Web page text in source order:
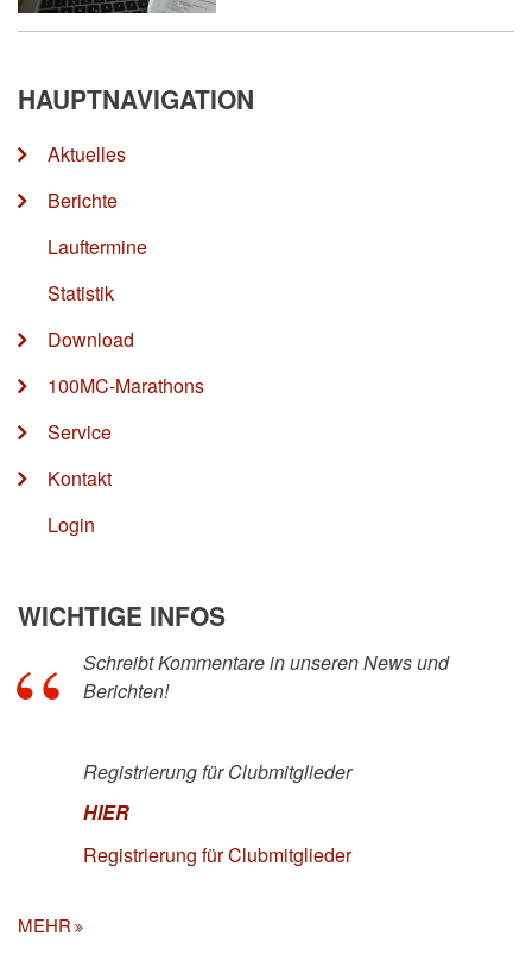
HAUPTNAVIGATION
Aktuelles
Berichte
Lauftermine
Statistik
Download
100MC-Marathons
Service
Kontakt
Login
WICHTIGE INFOS
Schreibt Kommentare in unseren News und
Berichten!
Registrierung für Clubmitglieder
HIER
Registrierung für Clubmitglieder
MEHR